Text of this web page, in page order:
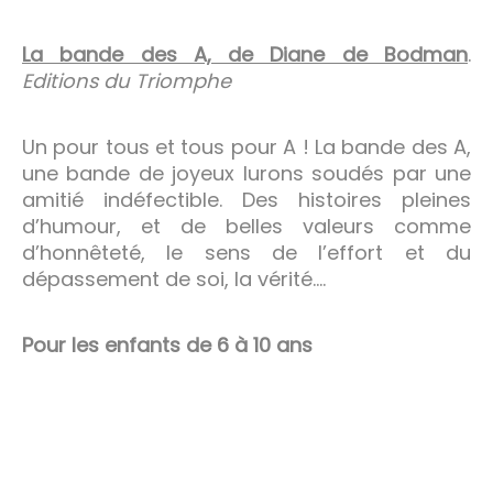
La bande des A, de Diane de Bodman.
Editions du Triomphe
Un pour tous et tous pour A ! La bande des A,
une bande de joyeux lurons soudés par une
amitié indéfectible. Des histoires pleines
d’humour, et de belles valeurs comme
d’honnêteté, le sens de l’effort et du
dépassement de soi, la vérité….
Pour les enfants de 6 à 10 ans